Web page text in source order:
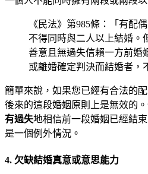
《民法》第985條：「有配
不得同時與二人以上結婚。
善意且無過失信賴一方前婚
或離婚確定判決而結婚者，
簡單來說，如果您已經有合法的
後來的這段婚姻原則上是無效的
有過失地相信前一段婚姻已經結
是一個例外情況。
4. 欠缺結婚真意或意思能力